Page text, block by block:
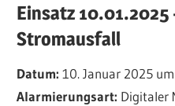
Einsatz 10.01.2025
Stromausfall
Datum: 10. Januar 2025
Alarmierungsart: Digitaler